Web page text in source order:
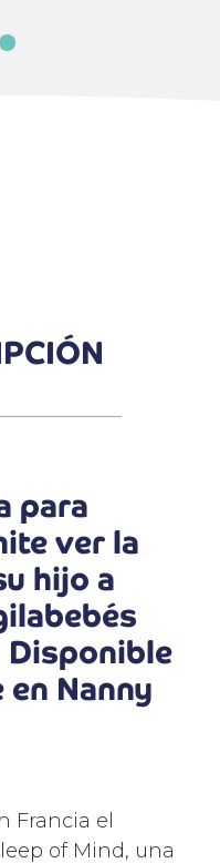
para
ver la
hijo a
Nanny
Francia el
of Mind, una